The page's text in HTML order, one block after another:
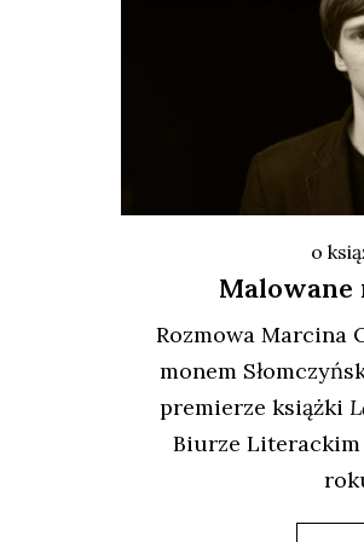
o
Malowane
Roz­mo­wa Mar­ci­na
mo­nem
pre­mie­rze książ­ki
Biu­rze Lite­rac­kim